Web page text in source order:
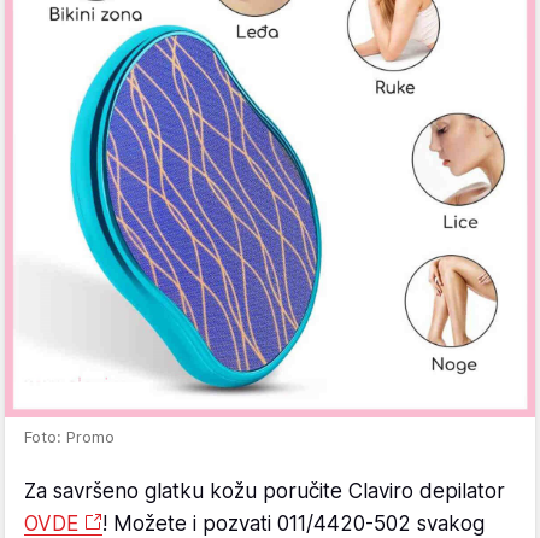
Foto: Promo
Za savršeno glatku kožu poručite Claviro depilator
OVDE
! Možete i pozvati 011/4420-502 svakog